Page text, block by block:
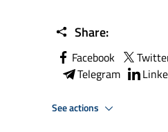
Share:
Facebook
Telegram
See actions